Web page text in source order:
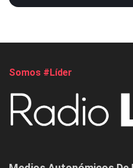
Somos #Líder